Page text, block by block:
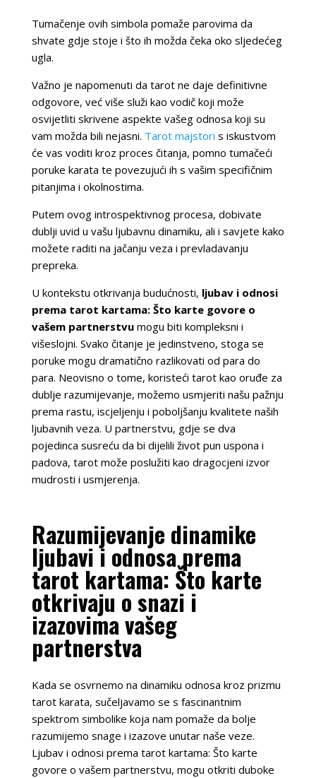
Tumačenje ovih simbola pomaže parovima da
shvate gdje stoje i što ih možda čeka oko sljedećeg
ugla.
Važno je napomenuti da tarot ne daje definitivne
odgovore, već više služi kao vodič koji može
osvijetliti skrivene aspekte vašeg odnosa koji su
vam možda bili nejasni. Tarot majstori s iskustvom
će vas voditi kroz proces čitanja, pomno tumačeći
poruke karata te povezujući ih s vašim specifičnim
pitanjima i okolnostima.
Putem ovog introspektivnog procesa, dobivate
dublji uvid u vašu ljubavnu dinamiku, ali i savjete kako
možete raditi na jačanju veza i prevladavanju
prepreka.
U kontekstu otkrivanja budućnosti, ljubav i odnosi
prema tarot kartama: Što karte govore o
vašem partnerstvumogu biti kompleksni i
višeslojni. Svako čitanje je jedinstveno, stoga se
poruke mogu dramatično razlikovati od para do
para. Neovisno o tome, koristeći tarot kao oruđe za
dublje razumijevanje, možemo usmjeriti našu pažnju
prema rastu, iscjeljenju i poboljšanju kvalitete naših
ljubavnih veza. U partnerstvu, gdje se dva
pojedinca susreću da bi dijelili život pun uspona i
padova, tarot može poslužiti kao dragocjeni izvor
mudrosti i usmjerenja.
Razumijevanje dinamike
ljubavi i odnosa prema
tarot kartama: Što karte
otkrivaju o snazi i
izazovima vašeg
partnerstva
Kada se osvrnemo na dinamiku odnosa kroz prizmu
tarot karata, sučeljavamo se s fascinantnim
spektrom simbolike koja nam pomaže da bolje
razumijemo snage i izazove unutar naše veze.
Ljubav i odnosi prema tarot kartama: Što karte
govore o vašem partnerstvu, mogu otkriti duboke